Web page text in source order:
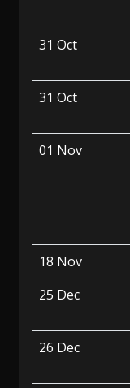
31 Oct
31 Oct
01 Nov
18 Nov
25 Dec
26 Dec